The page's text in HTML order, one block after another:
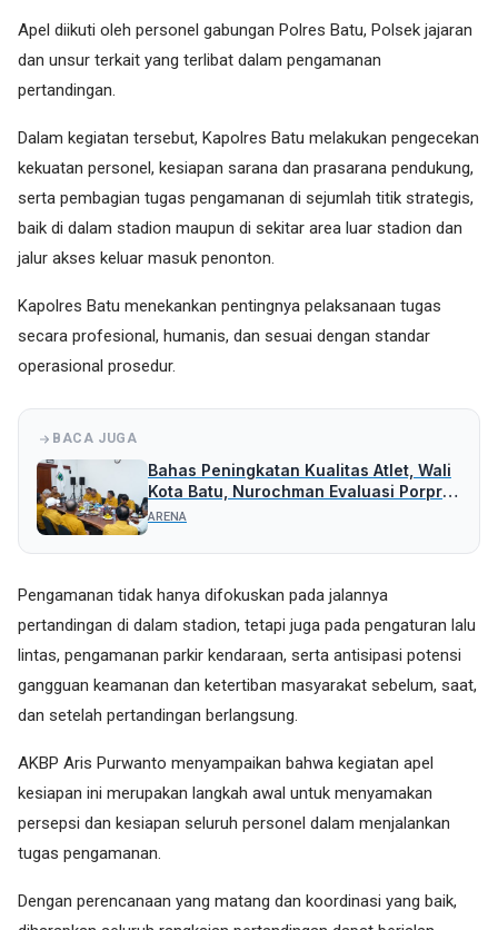
Apel diikuti oleh personel gabungan Polres Batu, Polsek jajaran
dan unsur terkait yang terlibat dalam pengamanan
pertandingan.
Dalam kegiatan tersebut, Kapolres Batu melakukan pengecekan
kekuatan personel, kesiapan sarana dan prasarana pendukung,
serta pembagian tugas pengamanan di sejumlah titik strategis,
baik di dalam stadion maupun di sekitar area luar stadion dan
jalur akses keluar masuk penonton.
Kapolres Batu menekankan pentingnya pelaksanaan tugas
secara profesional, humanis, dan sesuai dengan standar
operasional prosedur.
BACA JUGA
Bahas Peningkatan Kualitas Atlet, Wali
Kota Batu, Nurochman Evaluasi Porprov
Bersama KONI Kota Batu
ARENA
Pengamanan tidak hanya difokuskan pada jalannya
pertandingan di dalam stadion, tetapi juga pada pengaturan lalu
lintas, pengamanan parkir kendaraan, serta antisipasi potensi
gangguan keamanan dan ketertiban masyarakat sebelum, saat,
dan setelah pertandingan berlangsung.
AKBP Aris Purwanto menyampaikan bahwa kegiatan apel
kesiapan ini merupakan langkah awal untuk menyamakan
persepsi dan kesiapan seluruh personel dalam menjalankan
tugas pengamanan.
Dengan perencanaan yang matang dan koordinasi yang baik,